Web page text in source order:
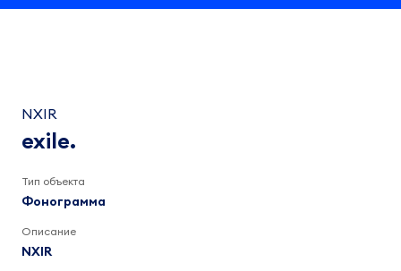
NXIRNXIR
exile.
Тип объекта
Фонограмма
Описание
NXIR